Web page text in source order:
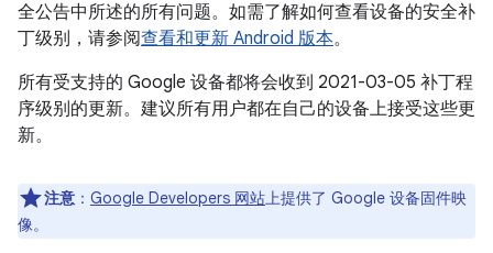
全公告中所述的所有问题。如需了解如何查看设备的安全补
丁级别，请参阅查看和更新 Android 版本。
所有受支持的 Google 设备都将会收到 2021-03-05 补丁程
序级别的更新。建议所有用户都在自己的设备上接受这些更
新。
注意 ： Google Developers 网站上提供了 Google 设备固件映
像。